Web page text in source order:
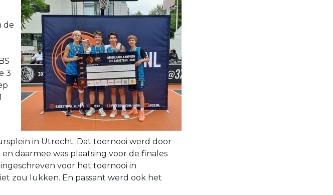
de
3
in Utrecht. Dat toernooi werd door
daarmee was plaatsing voor de finales
voor het toernooi in
zou lukken. En passant werd ook het